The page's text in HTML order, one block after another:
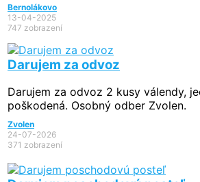
Bernolákovo
13-04-2025
747 zobrazení
Darujem za odvoz
Darujem za odvoz 2 kusy válendy,
poškodená. Osobný odber Zvolen.
Zvolen
24-07-2026
371 zobrazení